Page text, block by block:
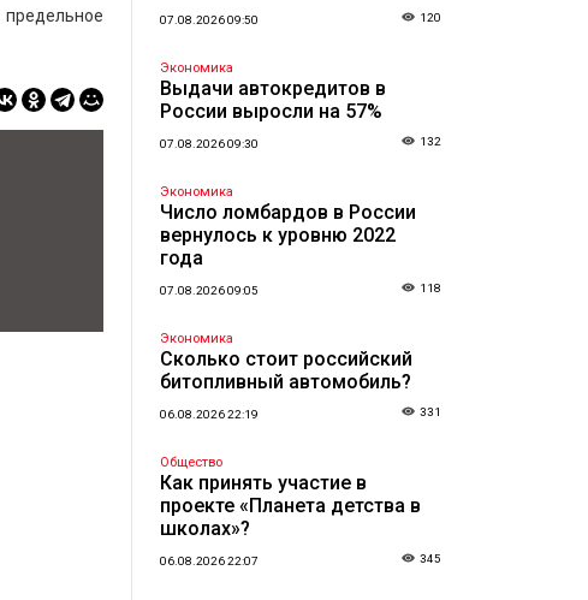
07.08.2026 09:50 120
Экономика
Выдачи автокредитов в
России выросли на 57%
07.08.2026 09:30 132
Экономика
Число ломбардов в России
вернулось к уровню 2022
года
07.08.2026 09:05 118
Экономика
Сколько стоит российский
битопливный автомобиль?
06.08.2026 22:19 331
Общество
Как принять участие в
проекте «Планета детства в
школах»?
06.08.2026 22:07 345